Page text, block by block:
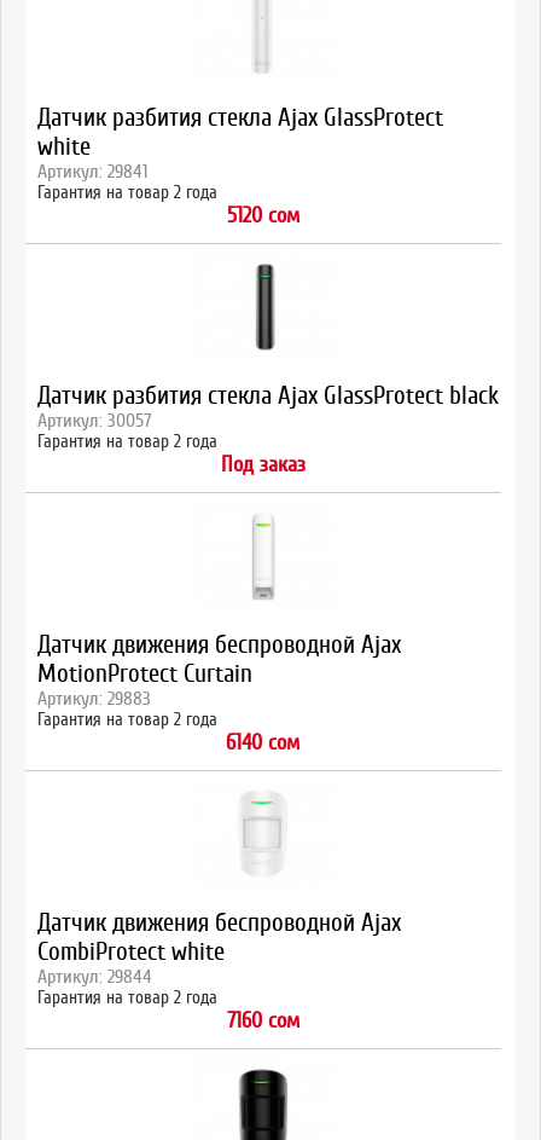
Датчик разбития стекла Ajax GlassProtect
white
Артикул: 29841
Гарантия на товар 2 года
5120 сом
Датчик разбития стекла Ajax GlassProtect black
Артикул: 30057
Гарантия на товар 2 года
Под заказ
Датчик движения беспроводной Ajax
MotionProtect Curtain
Артикул: 29883
Гарантия на товар 2 года
6140 сом
Датчик движения беспроводной Ajax
CombiProtect white
Артикул: 29844
Гарантия на товар 2 года
7160 сом